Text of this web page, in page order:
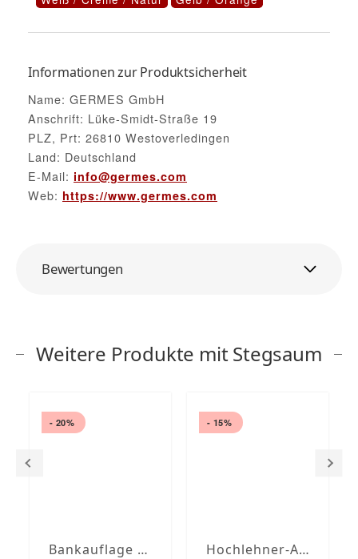
Informationen zur Produktsicherheit
Name: GERMES GmbH
Anschrift: Lüke-Smidt-Straße 19
PLZ, Prt: 26810 Westoverledingen
Land: Deutschland
E-Mail: info@germes.com
Web: https://www.germes.com
Bewertungen
Weitere Produkte mit Stegsaum
- 20%
Bankauflage nach Maß mit Stegsaum
- 15%
Hochlehner-Auflagen mit Stegsaum nach Maß